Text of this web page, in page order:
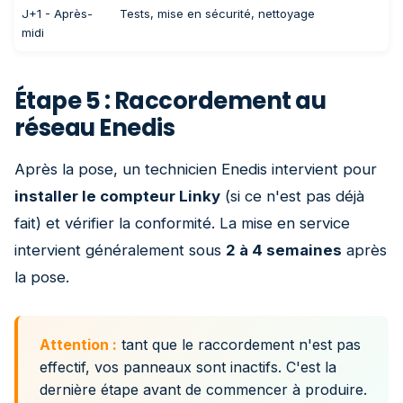
J+1 - Après-
midi
Tests, mise en sécurité, nettoyage
Étape 5 : Raccordement au
réseau Enedis
Après la pose, un technicien Enedis intervient pour
installer le compteur Linky (si ce n'est pas déjà
fait) et vérifier la conformité. La mise en service
intervient généralement sous 2 à 4 semaines après
la pose.
Attention : tant que le raccordement n'est pas
effectif, vos panneaux sont inactifs. C'est la
dernière étape avant de commencer à produire.